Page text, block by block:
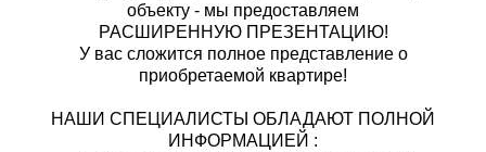
объекту - мы предоставляем
РАСШИРЕННУЮ ПРЕЗЕНТАЦИЮ!
У вас сложится полное представление о
приобретаемой квартире!
НАШИ СПЕЦИАЛИСТЫ ОБЛАДАЮТ ПОЛНОЙ
ИНФОРМАЦИЕЙ :